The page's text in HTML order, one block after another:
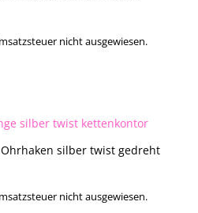
nicht ausgewiesen.
silber twist gedreht
nicht ausgewiesen.